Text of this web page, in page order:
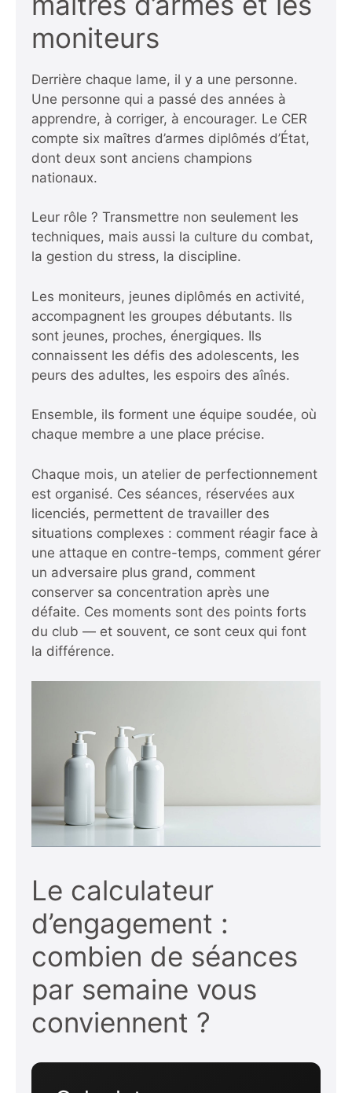
moniteurs
Derrière chaque lame, il y a une personne.
Une personne qui a passé des années à
apprendre, à corriger, à encourager. Le CER
compte six maîtres d’armes diplômés d’État,
dont deux sont anciens champions
nationaux.
Leur rôle ? Transmettre non seulement les
techniques, mais aussi la culture du combat,
la gestion du stress, la discipline.
Les moniteurs, jeunes diplômés en activité,
accompagnent les groupes débutants. Ils
sont jeunes, proches, énergiques. Ils
connaissent les défis des adolescents, les
peurs des adultes, les espoirs des aînés.
Ensemble, ils forment une équipe soudée, où
chaque membre a une place précise.
Chaque mois, un atelier de perfectionnement
est organisé. Ces séances, réservées aux
licenciés, permettent de travailler des
situations complexes : comment réagir face à
une attaque en contre-temps, comment gérer
un adversaire plus grand, comment
conserver sa concentration après une
défaite. Ces moments sont des points forts
du club — et souvent, ce sont ceux qui font
la différence.
Le calculateur
d’engagement :
combien de séances
par semaine vous
conviennent ?